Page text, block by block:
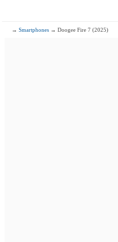
→Smartphones → Doogee Fire 7 (2025)